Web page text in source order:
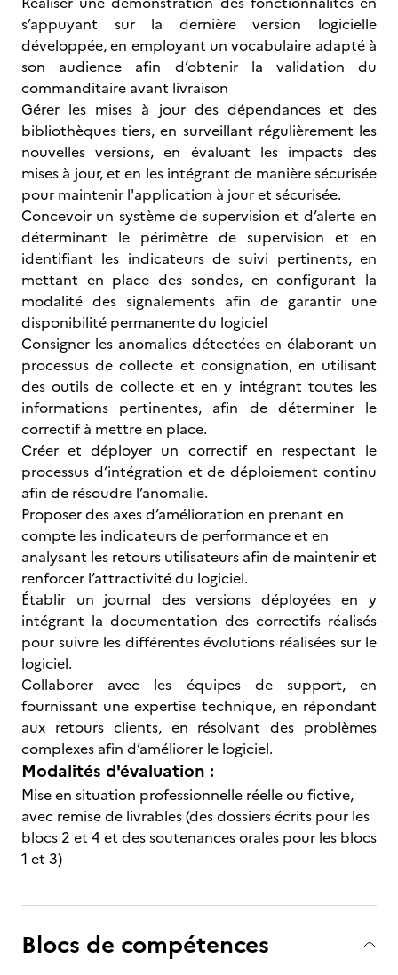
s’appuyant sur la dernière version logicielle
développée, en employant un vocabulaire adapté à
son audience afin d’obtenir la validation du
commanditaire avant livraison
Gérer les mises à jour des dépendances et des
bibliothèques tiers, en surveillant régulièrement les
nouvelles versions, en évaluant les impacts des
mises à jour, et en les intégrant de manière sécurisée
pour maintenir l'application à jour et sécurisée.
Concevoir un système de supervision et d’alerte en
déterminant le périmètre de supervision et en
identifiant les indicateurs de suivi pertinents, en
mettant en place des sondes, en configurant la
modalité des signalements afin de garantir une
disponibilité permanente du logiciel
Consigner les anomalies détectées en élaborant un
processus de collecte et consignation, en utilisant
des outils de collecte et en y intégrant toutes les
informations pertinentes, afin de déterminer le
correctif à mettre en place.
Créer et déployer un correctif en respectant le
processus d’intégration et de déploiement continu
afin de résoudre l’anomalie.
Proposer des axes d’amélioration en prenant en
compte les indicateurs de performance et en
analysant les retours utilisateurs afin de maintenir et
renforcer l’attractivité du logiciel.
Établir un journal des versions déployées en y
intégrant la documentation des correctifs réalisés
pour suivre les différentes évolutions réalisées sur le
logiciel.
Collaborer avec les équipes de support, en
fournissant une expertise technique, en répondant
aux retours clients, en résolvant des problèmes
complexes afin d’améliorer le logiciel.
Modalités d'évaluation :
Mise en situation professionnelle réelle ou fictive,
avec remise de livrables (des dossiers écrits pour les
blocs 2 et 4 et des soutenances orales pour les blocs
1 et 3)
Blocs de compétences